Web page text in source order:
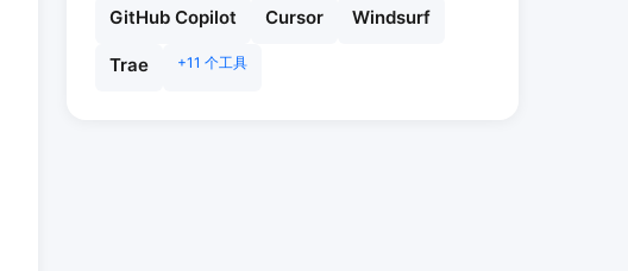
GitHub Copilot Cursor Windsurf
Trae +11 个工具